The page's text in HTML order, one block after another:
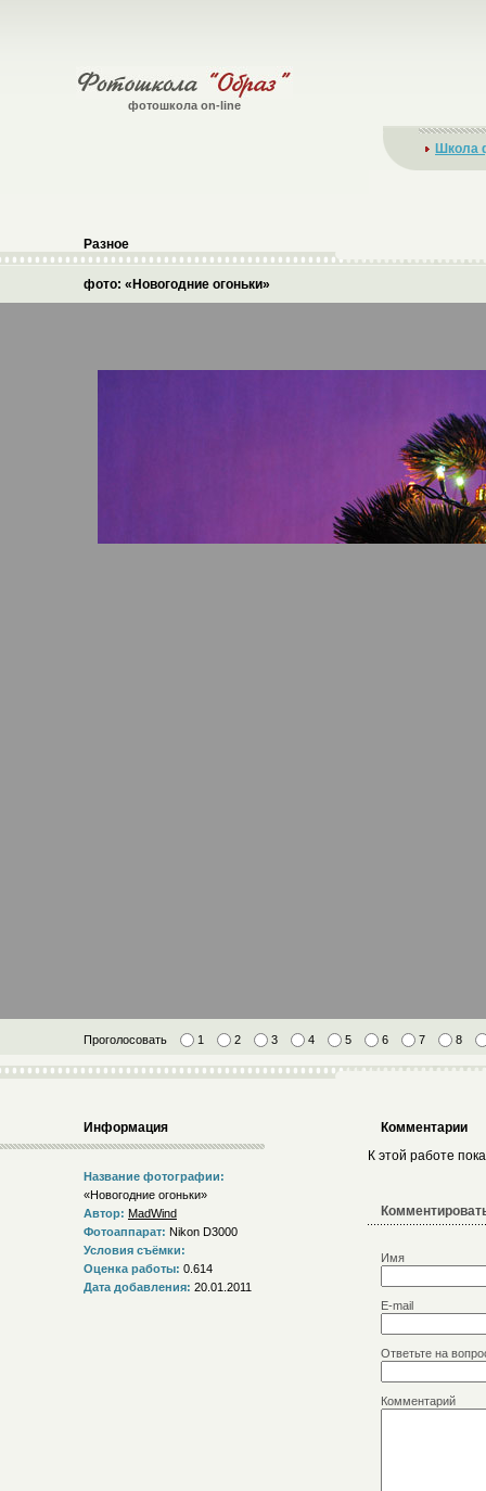
фотошкола on-line
Школа
Разное
фото: «Новогодние огоньки»
Проголосовать 1 2 3 4 5 6 7 8
Информация
Название фотографии:
«Новогодние огоньки»
Автор: MadWind
Фотоаппарат: Nikon D3000
Условия съёмки:
Оценка работы: 0.614
Дата добавления: 20.01.2011
Комментарии
К этой работе
Имя
E-mail
Ответьте на
Комментарий